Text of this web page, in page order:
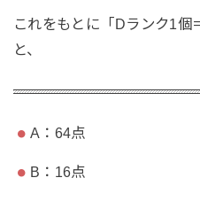
これをもとに「Dランク1個
と、
A：64点
B：16点